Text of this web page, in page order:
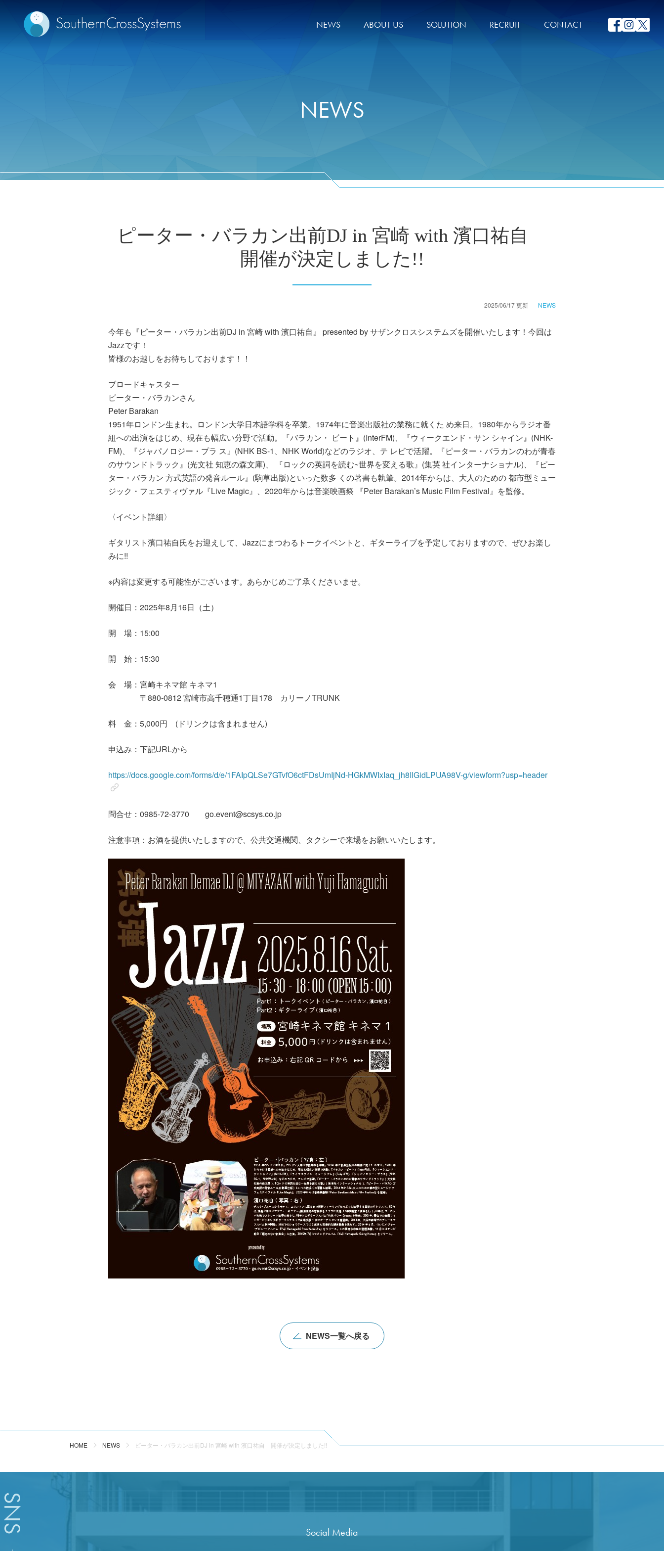
NEWS ABOUT US SOLUTION RECRUIT CONTACT
NEWS
ピーター・バラカン出前DJ in 宮崎 with 濱口祐自
開催が決定しました!!
2025/06/17更新 NEWS
今年も『ピーター・バラカン出前DJ in 宮崎 with 濱口祐自』 presented by サザンクロスシステムズを開催いたします！今回は
Jazzです！
皆様のお越しをお待ちしております！！
ブロードキャスター
ピーター・バラカンさん
Peter Barakan
1951年ロンドン生まれ。ロンドン大学日本語学科を卒業。1974年に音楽出版社の業務に就くた め来日。1980年からラジオ番
組への出演をはじめ、現在も幅広い分野で活動。『バラカン・ ビート』(InterFM)、『ウィークエンド・サン シャイン』(NHK-
FM)、『ジャパノロジー・プラ ス』(NHK BS-1、NHK World)などのラジオ、テ レビで活躍。『ピーター・バラカンのわが青春
のサウンドトラック』(光文社 知恵の森文庫)、 『ロックの英詞を読む~世界を変える歌』(集英 社インターナショナル)、『ピー
ター・バラカン 方式英語の発音ルール』(駒草出版)といった数多 くの著書も執筆。2014年からは、大人のための 都市型ミュー
ジック・フェスティヴァル『Live Magic』、2020年からは音楽映画祭 『Peter Barakan’s Music Film Festival』を監修。
〈イベント詳細〉
ギタリスト濱口祐自氏をお迎えして、Jazzにまつわるトークイベントと、ギターライブを予定しておりますので、ぜひお楽し
みに!!
※内容は変更する可能性がございます。あらかじめご了承くださいませ。
開催日：2025年8月16日（土）
開 場：15:00
開 始：15:30
会 場：宮崎キネマ館 キネマ1
〒880-0812 宮崎市高千穂通1丁目178 カリーノTRUNK
料 金：5,000円 (ドリンクは含まれません)
申込み：下記URLから
https://docs.google.com/forms/d/e/1FAIpQLSe7GTvfO6ctFDsUmIjNd-HGkMWIxIaq_jh8IlGidLPUA98V-g/viewform?usp=header
問合せ：0985-72-3770 go.event@scsys.co.jp
注意事項：お酒を提供いたしますので、公共交通機関、タクシーで来場をお願いいたします。
NEWS一覧へ戻る
HOME NEWS ピーター・バラカン出前DJ in 宮崎 with 濱口祐自 開催が決定しました!!
Social Media